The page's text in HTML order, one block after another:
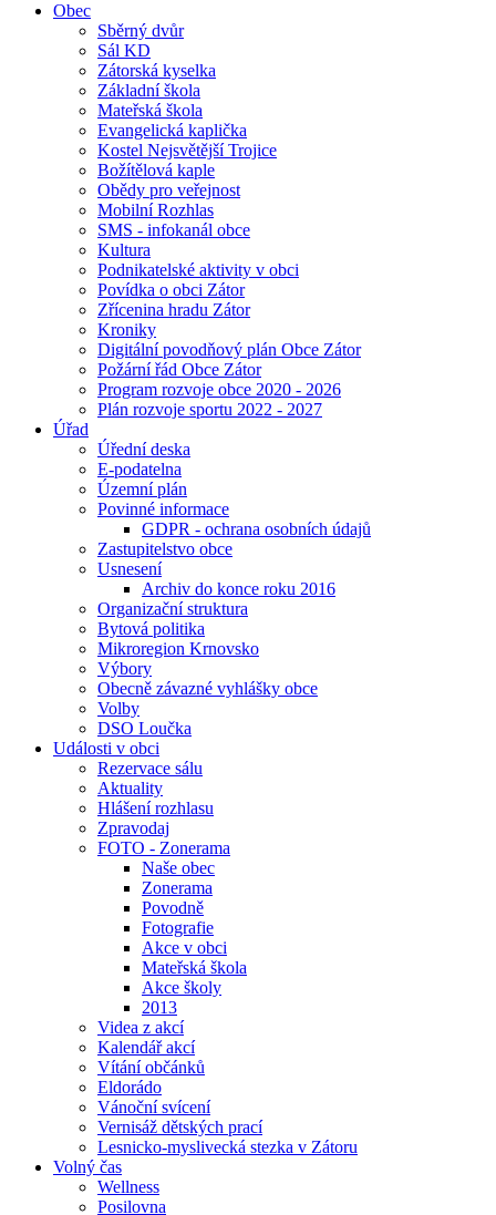
Obec
Sběrný dvůr
Sál KD
Zátorská kyselka
Základní škola
Mateřská škola
Evangelická kaplička
Kostel Nejsvětější Trojice
Božítělová kaple
Obědy pro veřejnost
Mobilní Rozhlas
SMS - infokanál obce
Kultura
Podnikatelské aktivity v obci
Povídka o obci Zátor
Zřícenina hradu Zátor
Kroniky
Digitální povodňový plán Obce Zátor
Požární řád Obce Zátor
Program rozvoje obce 2020 - 2026
Plán rozvoje sportu 2022 - 2027
Úřad
Úřední deska
E-podatelna
Územní plán
Povinné informace
GDPR - ochrana osobních údajů
Zastupitelstvo obce
Usnesení
Archiv do konce roku 2016
Organizační struktura
Bytová politika
Mikroregion Krnovsko
Výbory
Obecně závazné vyhlášky obce
Volby
DSO Loučka
Události v obci
Rezervace sálu
Aktuality
Hlášení rozhlasu
Zpravodaj
FOTO - Zonerama
Naše obec
Zonerama
Povodně
Fotografie
Akce v obci
Mateřská škola
Akce školy
2013
Videa z akcí
Kalendář akcí
Vítání občánků
Eldorádo
Vánoční svícení
Vernisáž dětských prací
Lesnicko-myslivecká stezka v Zátoru
Volný čas
Wellness
Posilovna